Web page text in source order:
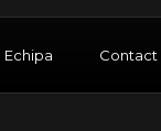
Echipa Contact